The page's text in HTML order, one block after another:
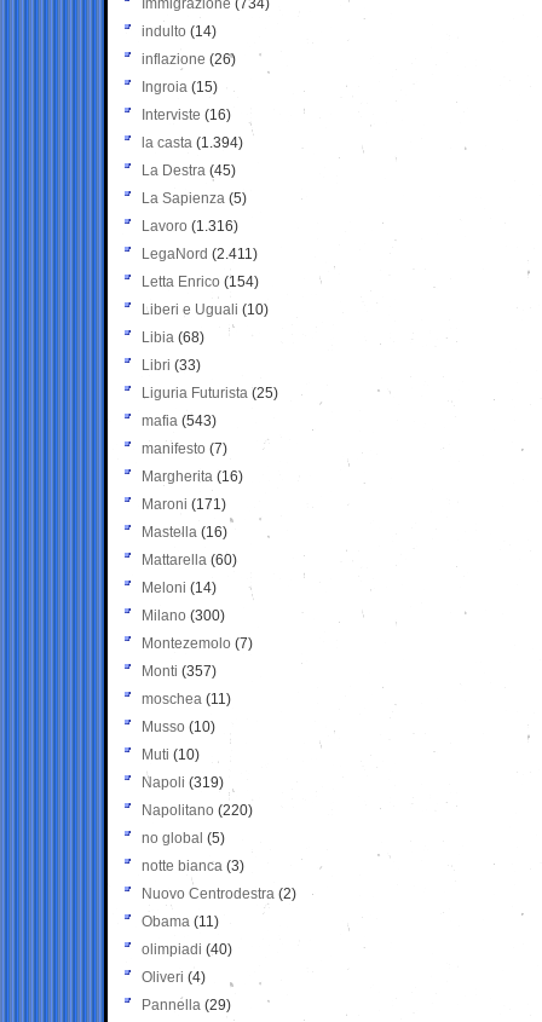
Immigrazione (734)
indulto (14)
inflazione (26)
Ingroia (15)
Interviste (16)
la casta (1.394)
La Destra (45)
La Sapienza (5)
Lavoro (1.316)
LegaNord (2.411)
Letta Enrico (154)
Liberi e Uguali (10)
Libia (68)
Libri (33)
Liguria Futurista (25)
mafia (543)
manifesto (7)
Margherita (16)
Maroni (171)
Mastella (16)
Mattarella (60)
Meloni (14)
Milano (300)
Montezemolo (7)
Monti (357)
moschea (11)
Musso (10)
Muti (10)
Napoli (319)
Napolitano (220)
no global (5)
notte bianca (3)
Nuovo Centrodestra (2)
Obama (11)
olimpiadi (40)
Oliveri (4)
Pannella (29)